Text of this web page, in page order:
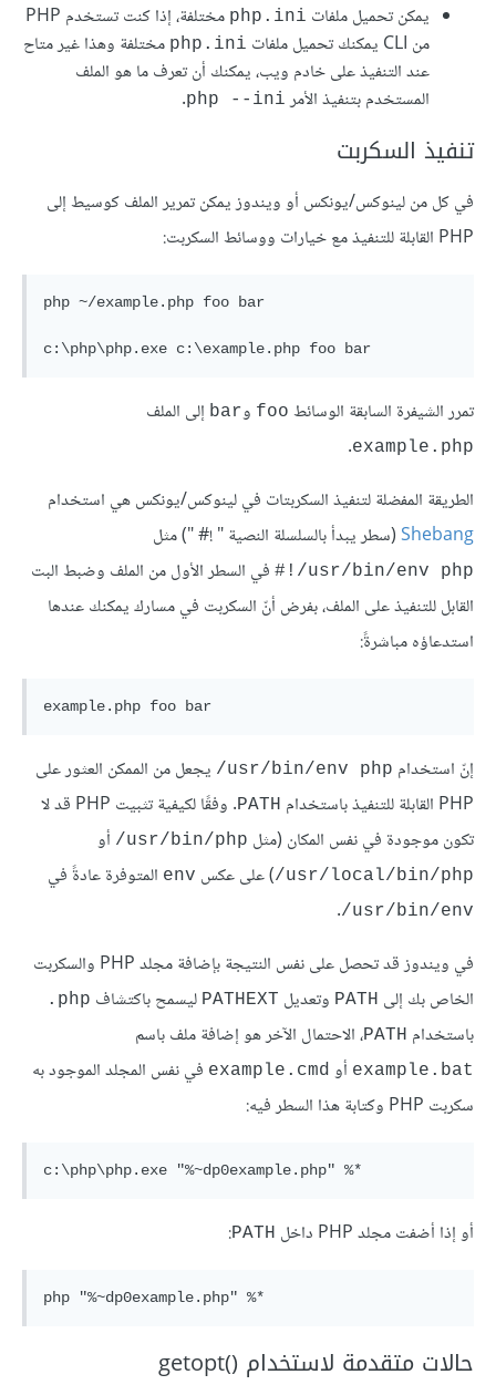
يمكن تحميل ملفات php.ini
مختلفة، إذا كنت تستخدم PHP
من CLI يمكنك تحميل ملفات
php.ini مختلفة وهذا غير متاح
عند التنفيذ على خادم ويب، يمكنك أن تعرف ما هو الملف
المستخدم بتنفيذ الأمر php ‎--ini‎
.
تنفيذ السكربت
في كل من لينوكس/يونكس أو ويندوز يمكن تمرير الملف كوسيط إلى
PHP القابلة للتنفيذ مع خيارات ووسائط السكربت:
php ~/example.php foo bar
تمرر الشيفرة السابقة الوسائط foo وbar إلى الملف
example.php
.
الطريقة المفضلة لتنفيذ السكربتات في لينوكس/يونكس هي استخدام
Shebang(سطر يبدأ بالسلسلة النصية "‎ #! ‎") مثل
‎#!/usr/bin/env php في السطر الأول من الملف وضبط البت
القابل للتنفيذ على الملف، بفرض أنّ السكربت في مسارك يمكنك عندها
استدعاؤه مباشرةً:
إنّ استخدام ‎/usr/bin/env php‎ يجعل من الممكن العثور على
PHP القابلة للتنفيذ باستخدام
PATH
. وفقًا لكيفية تثبيت PHP قد لا
تكون موجودة في نفس المكان (مثل ‎/usr/bin/php‎ أو
‎/usr/local/bin/php) على عكس env المتوفرة عادةً في
‎/usr/bin/env
.
في ويندوز قد تحصل على نفس النتيجة بإضافة مجلد PHP والسكربت
الخاص بك إلى PATH وتعديل PATHEXT ليسمح باكتشاف ‎.php
باستخدام PATH، الاحتمال الآخر هو إضافة ملف باسم
example.bat أو example.cmd في نفس المجلد الموجود به
سكربت PHP وكتابة هذا السطر فيه:
أو إذا أضفت مجلد PHP داخل PATH
:
حالات متقدمة لاستخدام getopt()‎